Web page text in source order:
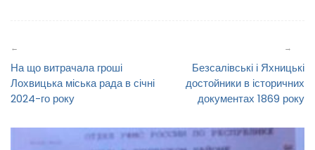
На що витрачала гроші
Лохвицька міська рада в січні
2024-го року
Безсалівські і Яхницькі
достойники в історичних
документах 1869 року